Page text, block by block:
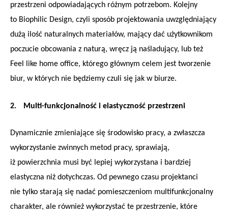
przestrzeni odpowiadających różnym potrzebom. Kolejny
to Biophilic Design, czyli sposób projektowania uwzględniający
dużą ilość naturalnych materiałów, mający dać użytkownikom
poczucie obcowania z naturą, wręcz ją naśladujący, lub też
Feel like home office, którego głównym celem jest tworzenie
biur, w których nie będziemy czuli się jak w biurze.
2. Multi-funkcjonalność i elastyczność przestrzeni
Dynamicznie zmieniające się środowisko pracy, a zwłaszcza
wykorzystanie zwinnych metod pracy, sprawiają,
iż powierzchnia musi być lepiej wykorzystana i bardziej
elastyczna niż dotychczas. Od pewnego czasu projektanci
nie tylko starają się nadać pomieszczeniom multifunkcjonalny
charakter, ale również wykorzystać te przestrzenie, które